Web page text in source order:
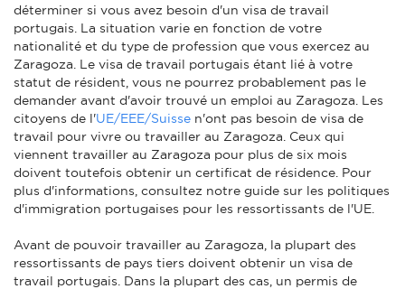
déterminer si vous avez besoin d'un visa de travail
portugais. La situation varie en fonction de votre
nationalité et du type de profession que vous exercez au
Zaragoza. Le visa de travail portugais étant lié à votre
statut de résident, vous ne pourrez probablement pas le
demander avant d'avoir trouvé un emploi au Zaragoza. Les
citoyens de l'UE/EEE/Suisse n'ont pas besoin de visa de
travail pour vivre ou travailler au Zaragoza. Ceux qui
viennent travailler au Zaragoza pour plus de six mois
doivent toutefois obtenir un certificat de résidence. Pour
plus d'informations, consultez notre guide sur les politiques
d'immigration portugaises pour les ressortissants de l'UE.
Avant de pouvoir travailler au Zaragoza, la plupart des
ressortissants de pays tiers doivent obtenir un visa de
travail portugais. Dans la plupart des cas, un permis de